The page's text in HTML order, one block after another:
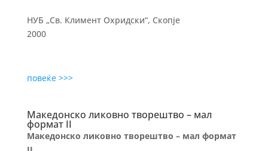
НУБ „Св. Климент Охридски“, Скопје
2000
повеќе >>>
Македонско ликовно творештво – мал
формат II
Македонско ликовно творештво – мал формат